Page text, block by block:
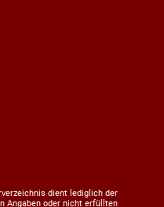
dient lediglich der
Angaben oder nicht erfüllten